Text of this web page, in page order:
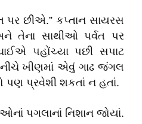
પર છીએ.”કપ્તાન સાયરસ
તેના સાથીઓ પર્વત પર
પહોંચ્યા પછી સપાટ
ખીણમાં એવું ગાઢ જંગલ
પણ પ્રવેશી શકતાં ન હતાં.
પગલાનાં નિશાન જોયાં.